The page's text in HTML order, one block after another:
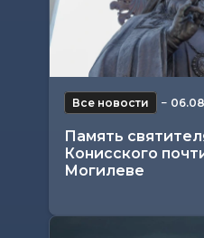
Все новости −
Память
Конисского
Могилеве